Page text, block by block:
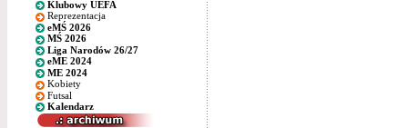
Klubowy UEFA
Reprezentacja
eMŚ 2026
MŚ 2026
Liga Narodów 26/27
eME 2024
ME 2024
Kobiety
Futsal
Kalendarz